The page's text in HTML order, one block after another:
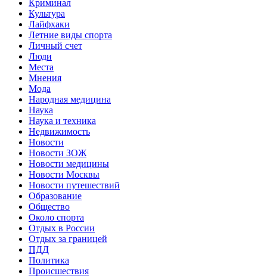
Криминал
Культура
Лайфхаки
Летние виды спорта
Личный счет
Люди
Места
Мнения
Мода
Народная медицина
Наука
Наука и техника
Недвижимость
Новости
Новости ЗОЖ
Новости медицины
Новости Москвы
Новости путешествий
Образование
Общество
Около спорта
Отдых в России
Отдых за границей
ПДД
Политика
Происшествия